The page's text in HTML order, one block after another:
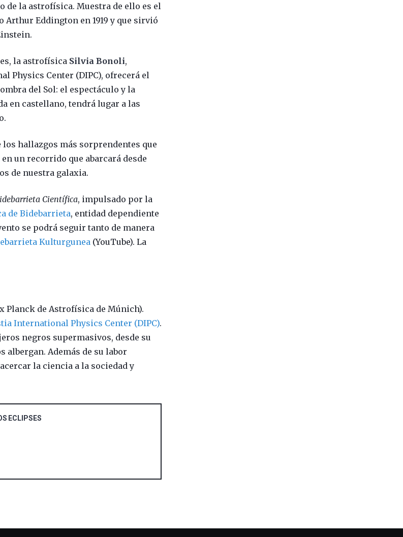
de la astrofísica. Muestra de ello es el
Eddington en 1919 y que sirvió
la astrofísica Silvia Bonoli,
Physics Center (DIPC), ofrecerá el
del Sol: el espectáculo y la
en castellano, tendrá lugar a las
hallazgos más sorprendentes que
un recorrido que abarcará desde
de nuestra galaxia.
Científica, impulsado por la
de Bidebarrieta, entidad dependiente
se podrá seguir tanto de manera
Kulturgunea (YouTube). La
Planck de Astrofísica de Múnich).
International Physics Center (DIPC).
negros supermasivos, desde su
Además de su labor
la ciencia a la sociedad y
ECLIPSES